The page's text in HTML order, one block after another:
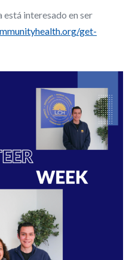
está interesado en ser
get-